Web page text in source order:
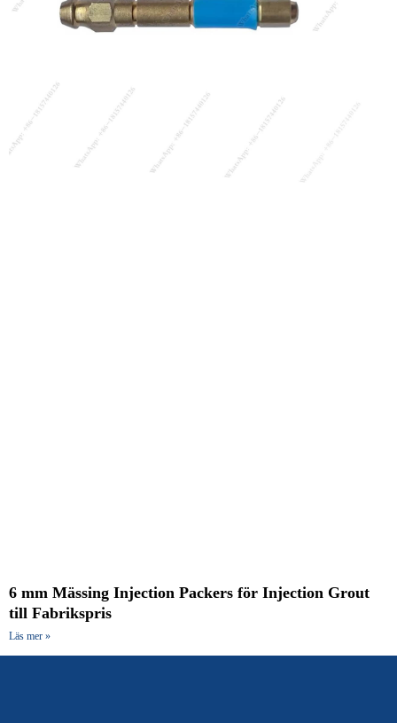
6 mm Mässing Injection Packers för Injection Grout
till Fabrikspris
Läs mer »